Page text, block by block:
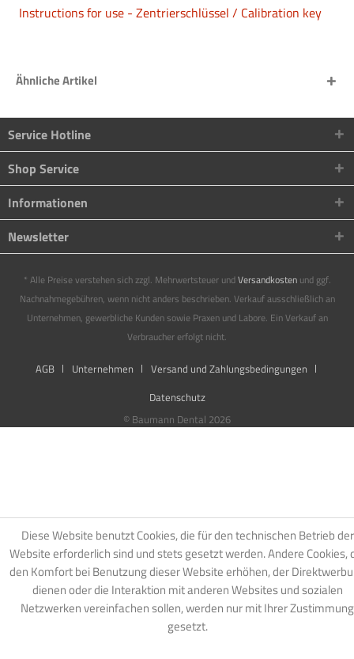
Instructions for use - Zentrierschlüssel / Calibration key
Ähnliche Artikel
Service Hotline
Shop Service
Informationen
Newsletter
* Alle Preise verstehen sich zzgl. Mehrwertsteuer undVersandkostenund ggf.
Nachnahmegebühren, wenn nicht anders beschrieben. Verkauf ausschließlich an
Unternehmen, gewerbliche Kunden sowie Praxen und Labore. Ein Verkauf an
Verbraucher erfolgt nicht.
AGB Unternehmen
Versand und Zahlungsbedingungen
Datenschutz
© Baumann Dental 2026
Diese Website benutzt Cookies, die für den technischen Betrieb der
Website erforderlich sind und stets gesetzt werden. Andere Cookies,
den Komfort bei Benutzung dieser Website erhöhen, der
dienen oder die Interaktion mit anderen Websites und sozialen
Netzwerken vereinfachen sollen, werden nur mit Ihrer Zustimmung
gesetzt.